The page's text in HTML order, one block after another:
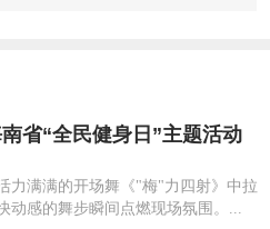
省“全民健身日”主题活动
力满满的开场舞《"梅"力四射》中拉
动感的舞步瞬间点燃现场氛围。...